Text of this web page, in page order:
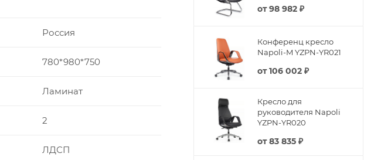
Россия
780*980*750
Ламинат
2
ЛДСП
от98 982 ₽
Конференц кресло
Napoli-M YZPN-YR021
от106 002 ₽
Кресло для
руководителя Napoli
YZPN-YR020
от83 835 ₽